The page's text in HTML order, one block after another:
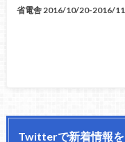
省電舎 2016/10/20-2016/
Twitterで新着情報